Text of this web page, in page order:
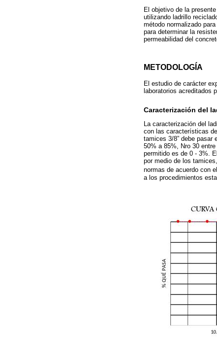
El objetivo de la
utilizando ladrillo
método normalizado
para determinar la
permeabilidad del
METODOLOGÍA
El estudio de carácter
laboratorios acreditados
Caracterización del
La caracterización del
con las características
tamices 3/8” debe pasar
50% a 85%, Nro 30
permitido es de 0 - 3%.
por medio de los
normas de acuerdo con
a los procedimientos